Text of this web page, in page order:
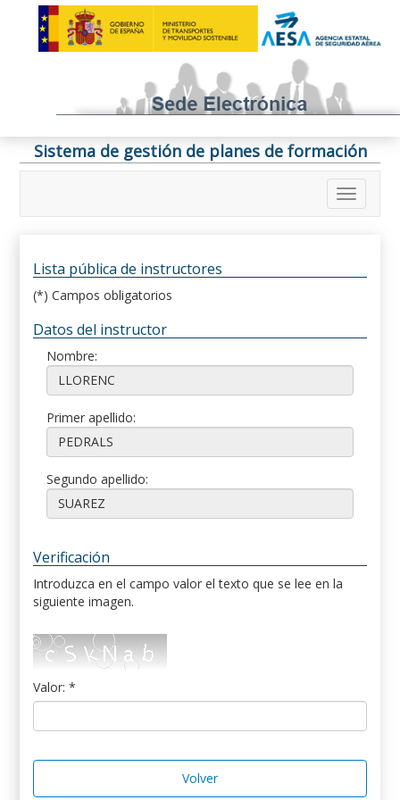
Sistema de gestión de planes de formación
Lista pública de instructores
(*) Campos obligatorios
Datos del instructor
Nombre:
Primer apellido:
Segundo apellido:
Verificación
Introduzca en el campo valor el texto que se lee en la
siguiente imagen.
Valor: *
Volver